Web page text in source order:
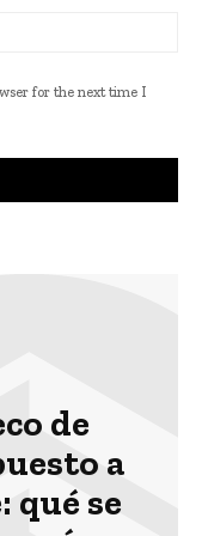
for the next time I